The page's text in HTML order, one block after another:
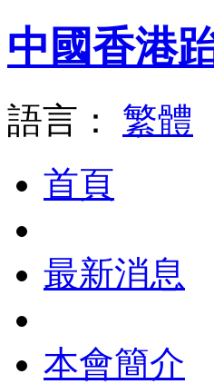
中國香港
語言： 繁體
首頁
最新消息
本會簡介